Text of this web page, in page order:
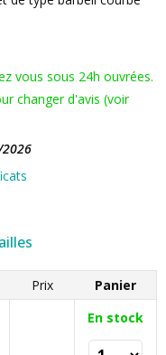
vous sous 24h ouvrées.
changer d'avis (voir
Prix Panier
En stock